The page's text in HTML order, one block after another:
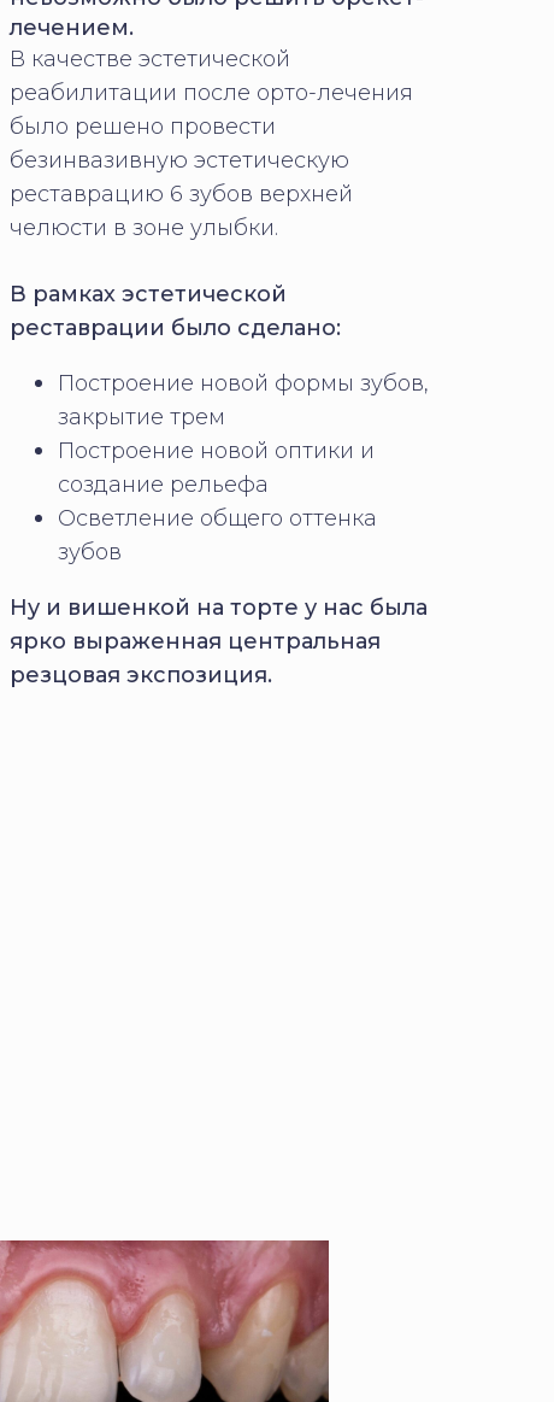
лечением.
В качестве эстетической
реабилитации после орто-лечения
было решено провести
безинвазивную эстетическую
реставрацию 6 зубов верхней
челюсти в зоне улыбки.
В рамках эстетической
реставрации было сделано:
Построение новой формы зубов,
закрытие трем
Построение новой оптики и
создание рельефа
Осветление общего оттенка
зубов
Ну и вишенкой на торте у нас была
ярко выраженная центральная
резцовая экспозиция.